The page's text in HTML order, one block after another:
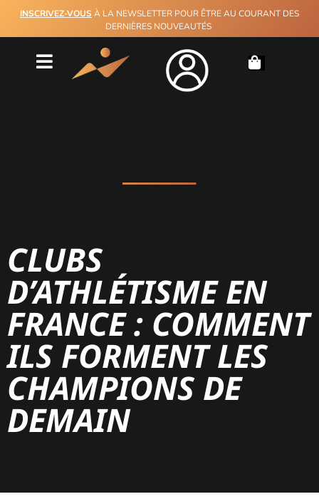
INSCRIVEZ-VOUS À LA NEWSLETTER POUR ÊTRE AU COURANT DES
DERNIÈRES NOUVEAUTÉS
CLUBS
D’ATHLÉTISME EN
FRANCE : COMMENT
ILS FORMENT LES
CHAMPIONS DE
DEMAIN